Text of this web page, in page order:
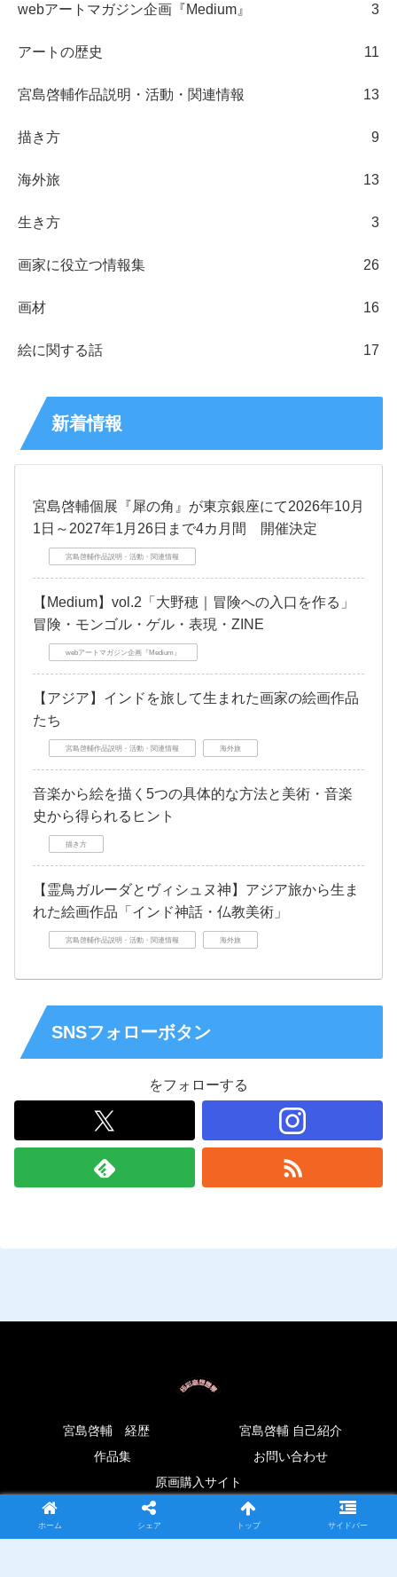
webアートマガジン企画『Medium』 3
アートの歴史 11
宮島啓輔作品説明・活動・関連情報 13
描き方 9
海外旅 13
生き方 3
画家に役立つ情報集 26
画材 16
絵に関する話 17
新着情報
宮島啓輔個展『犀の角』が東京銀座にて2026年10月
1日～2027年1月26日まで4カ月間 開催決定
宮島啓輔作品説明・活動・関連情報
【Medium】vol.2「大野穂｜冒険への入口を作る」
冒険・モンゴル・ゲル・表現・ZINE
webアートマガジン企画『Medium』
【アジア】インドを旅して生まれた画家の絵画作品
たち
宮島啓輔作品説明・活動・関連情報 海外旅
音楽から絵を描く5つの具体的な方法と美術・音楽
史から得られるヒント
描き方
【霊鳥ガルーダとヴィシュヌ神】アジア旅から生ま
れた絵画作品「インド神話・仏教美術」
宮島啓輔作品説明・活動・関連情報 海外旅
SNSフォローボタン
をフォローする
宮島啓輔 経歴
宮島啓輔 自己紹介
作品集
お問い合わせ
原画購入サイト
© 2024 極彩空想世界.
ホーム シェア トップ サイドバー